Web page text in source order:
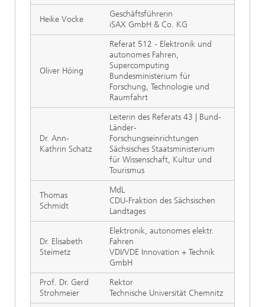
Heike Vocke
Geschäftsführerin
iSAX GmbH & Co. KG
Oliver Höing
Referat 512 - Elektronik und
autonomes Fahren,
Supercomputing
Bundesministerium für
Forschung, Technologie und
Raumfahrt
Dr. Ann-
Kathrin Schatz
Leiterin des Referats 43 | Bund-
Länder-
Forschungseinrichtungen
Sächsisches Staatsministerium
für Wissenschaft, Kultur und
Tourismus
Thomas
Schmidt
MdL
CDU-Fraktion des Sächsischen
Landtages
Dr. Elisabeth
Steimetz
Elektronik, autonomes elektr.
Fahren
VDI/VDE Innovation + Technik
GmbH
Prof. Dr. Gerd
Strohmeier
Rektor
Technische Universität Chemnitz